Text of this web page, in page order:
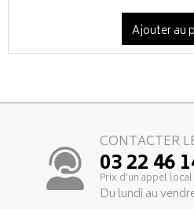
Ajouter au
CONTACTER
03 22 46
Prix d’un appel local
Du lundi au